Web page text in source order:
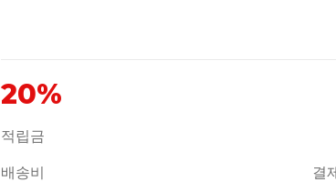
20%
적립금
배송비 결